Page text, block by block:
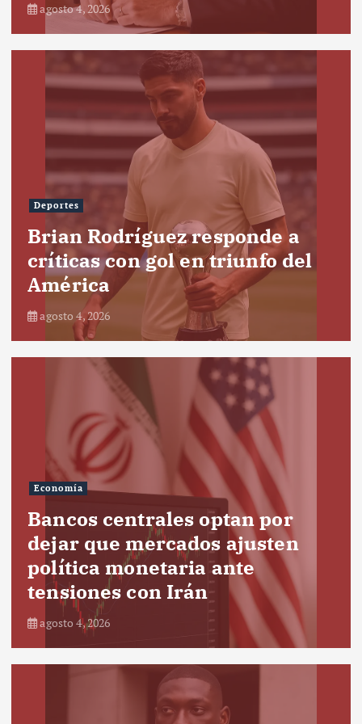
agosto 4, 2026
Deportes
Brian Rodríguez responde a
críticas con gol en triunfo del
América
agosto 4, 2026
Economía
Bancos centrales optan por
dejar que mercados ajusten
política monetaria ante
tensiones con Irán
agosto 4, 2026